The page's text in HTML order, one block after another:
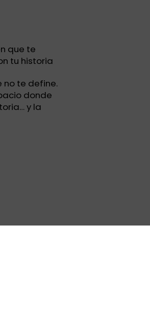
que te
tu historia
no te define.
donde
y la